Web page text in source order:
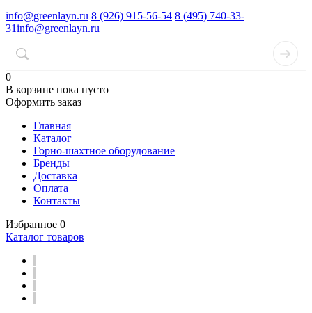
info@greenlayn.ru 8 (926) 915-56-54 8 (495) 740-33-
31info@greenlayn.ru
0
В корзине пока пусто
Оформить заказ
Главная
Каталог
Горно-шахтное оборудование
Бренды
Доставка
Оплата
Контакты
Избранное 0
Каталог товаров